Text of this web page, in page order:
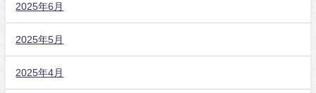
2025年6月
2025年5月
2025年4月